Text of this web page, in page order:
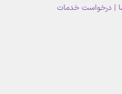
| درخواست خدمات